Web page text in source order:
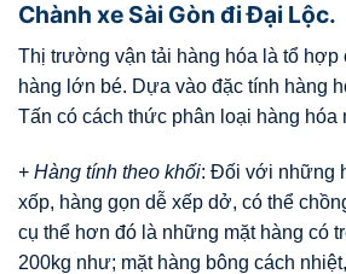
Chành xe Sài Gòn đi Đại Lộc.
Thị trường vận tải hàng hóa là tổ hợp
hàng lớn bé. Dựa vào đặc tính hàng
Tấn có cách thức phân loại hàng hóa
+ Hàng tính theo khối: Đối với những
xốp, hàng gọn dễ xếp dở, có thể
cụ thể hơn đó là những mặt hàng có
200kg như; mặt hàng bông cách